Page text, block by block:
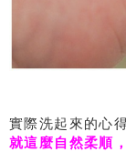
實際洗起來的心
就這麼自然柔順